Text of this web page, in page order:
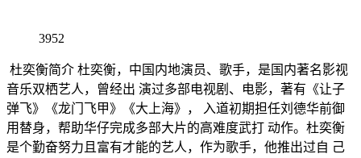
3952
杜奕衡简介 杜奕衡，中国内地演员、歌手，是国内著名影视
音乐双栖艺人，曾经出 演过多部电视剧、电影，著有《让子
弹飞》《龙门飞甲》《大上海》， 入道初期担任刘德华前御
用替身，帮助华仔完成多部大片的高难度武打 动作。杜奕衡
是个勤奋努力且富有才能的艺人，作为歌手，他推出过自 己